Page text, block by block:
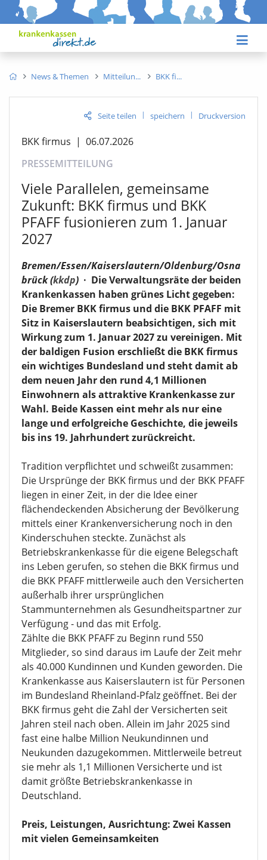
News & Themen Mitteilun BKK fi
Seite teilen | speichern | Druckversion
BKK firmus | 06.07.2026
PRESSEMITTEILUNG
Viele Parallelen, gemeinsame
Zukunft: BKK firmus und BKK
PFAFF fusionieren zum 1. Januar
2027
Bremen/Essen/Kaiserslautern/Oldenburg/Osna
brück (kkdp) · Die Verwaltungsräte der beiden
Krankenkassen haben grünes Licht gegeben:
Die Bremer BKK firmus und die BKK PFAFF mit
Sitz in Kaiserslautern beabsichtigen, sich mit
Wirkung zum 1. Januar 2027 zu vereinigen. Mit
der baldigen Fusion erschließt die BKK firmus
ein wichtiges Bundesland und steht damit ab
dem neuen Jahr den rund 4,1 Millionen
Einwohnern als attraktive Krankenkasse zur
Wahl. Beide Kassen eint mehr als nur eine
lange und erfolgreiche Geschichte, die jeweils
bis ins 19. Jahrhundert zurückreicht.
Tradition verpflichtet und schweißt zusammen:
Die Ursprünge der BKK firmus und der BKK PFAFF
liegen in einer Zeit, in der die Idee einer
flächendeckenden Absicherung der Bevölkerung
mittels einer Krankenversicherung noch in den
Kinderschuhen steckte. Zunächst als
Betriebskrankenkasse für die eigene Belegschaft
ins Leben gerufen, so stehen die BKK firmus und
die BKK PFAFF mittlerweile auch den Versicherten
außerhalb ihrer ursprünglichen
Stammunternehmen als Gesundheitspartner zur
Verfügung - und das mit Erfolg.
Zählte die BKK PFAFF zu Beginn rund 550
Mitglieder, so sind daraus im Laufe der Zeit mehr
als 40.000 Kundinnen und Kunden geworden. Die
Krankenkasse aus Kaiserslautern ist für Personen
im Bundesland Rheinland-Pfalz geöffnet. Bei der
BKK firmus geht die Zahl der Versicherten seit
Jahren steil nach oben. Allein im Jahr 2025 sind
fast eine halbe Million Neukundinnen und
Neukunden dazugekommen. Mittlerweile betreut
sie mehr als 1,1 Millionen Versicherte und ist
damit größte Betriebskrankenkasse in
Deutschland.
Preis, Leistungen, Ausrichtung: Zwei Kassen
mit vielen Gemeinsamkeiten